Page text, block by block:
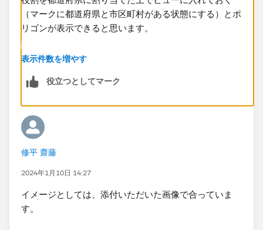
（マークに都道府県と市区町村がある状態にする）とポ
リゴンが表示できると思います。
<市区町村のみの場合 ... 府中市は特定できなくなって地
<都道府県を追加した場合 ... 不明な場所の編集をしなく
表示件数を増やす
役立つとしてマーク
修平 齋藤
2024年1月10日 14:27
イメージとしては、添付いただいた画像で合っていま
す。